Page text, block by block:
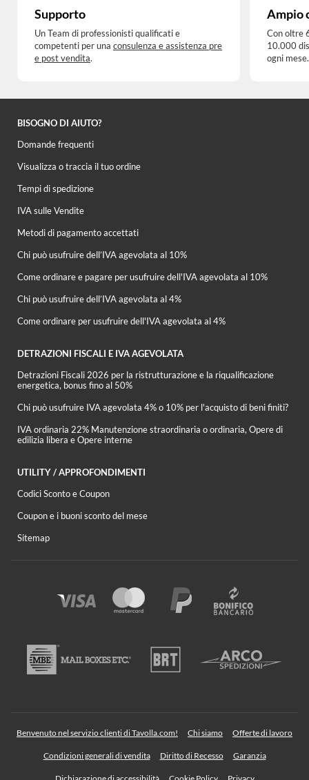
Supporto
Un Team di professionisti qualificati e
competenti per una consulenza e assistenza pre
e post vendita.
Ampio
Con oltre
10.000
ogni mese.
BISOGNO DI AIUTO?
Domande frequenti
Visualizza o traccia il tuo ordine
Tempi di spedizione
IVA sulle Vendite
Metodi di pagamento accettati
Chi può usufruire dell’IVA agevolata al 10%
Come ordinare e pagare per usufruire dell'IVA agevolata al 10%
Chi può usufruire dell’IVA agevolata al 4%
Come ordinare per usufruire dell'IVA agevolata al 4%
DETRAZIONI FISCALI E IVA AGEVOLATA
Detrazioni Fiscali 2026 per la ristrutturazione e la riqualificazione
energetica, bonus fino al 50%
Chi può usufruire IVA agevolata 4% o 10% per l'acquisto di beni finiti?
IVA ordinaria 22% Manutenzione straordinaria o ordinaria, Opere di
edilizia libera e Opere interne
UTILITY / APPROFONDIMENTI
Codici Sconto e Coupon
Coupon e i buoni sconto del mese
Sitemap
Benvenuto nel servizio clienti di Tavolla.com! Chi siamo Offerte di lavoro
Condizioni generali di vendita Diritto di Recesso Garanzia